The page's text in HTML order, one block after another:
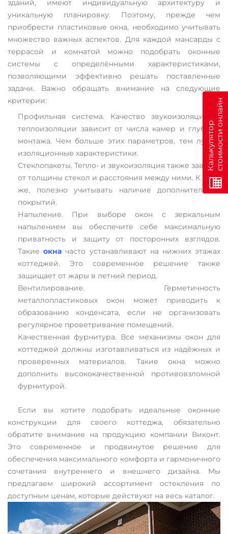
зданий, имеют индивидуальную архитектуру и
уникальную планировку. Поэтому, прежде чем
приобрести пластиковые окна, необходимо учитывать
множество важных аспектов. Для каждой мансарды с
террасой и комнатой можно подобрать оконные
системы с определёнными характеристиками,
позволяющими эффективно решать поставленные
задачи. Важно обращать внимание на следующие
критерии:
Профильная система. Качество звукоизоляции и
теплоизоляции зависит от числа камер и глубины
монтажа. Чем больше этих параметров, тем лучше
изоляционные характеристики.
Стеклопакеты. Тепло- и звукоизоляция также зависят
от толщины стекол и расстояния между ними. К тому
же, полезно учитывать наличие дополнительных
покрытий.
Напыление. При выборе окон с зеркальным
напылением вы обеспечите себе максимальную
приватность и защиту от посторонних взглядов.
Такиеокна часто устанавливают на нижних этажах
коттеджей. Это современное решение также
защищает от жары в летний период.
Вентилирование. Герметичность
металлопластиковых окон может приводить к
образованию конденсата, если не организовать
регулярное проветривание помещений.
Качественная фурнитура. Все механизмы окон для
коттеджей должны изготавливаться из надёжных и
проверенных материалов. Такие окна можно
дополнить высококачественной противовзломной
фурнитурой.
Если вы хотите подобрать идеальные оконные
конструкции для своего коттеджа, обязательно
обратите внимание на продукцию компании Виконт.
Это современное и продвинутое решение для
обеспечения максимального комфорта и гармоничного
сочетания внутреннего и внешнего дизайна. Мы
предлагаем широкий ассортимент остекления по
доступным ценам, которые действуют на весь каталог.
К
а
л
ь
к
у
л
я
т
о
р
с
т
о
и
м
о
с
т
и
о
н
л
а
йн